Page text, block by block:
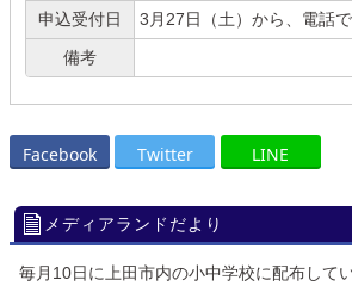
申込受付日
3月27日（土）から、電話で
備考
Facebook Twitter LINE
メディアランドだより
毎月10日に上田市内の小中学校に配布して